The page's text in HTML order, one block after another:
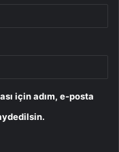
için adım, e-posta